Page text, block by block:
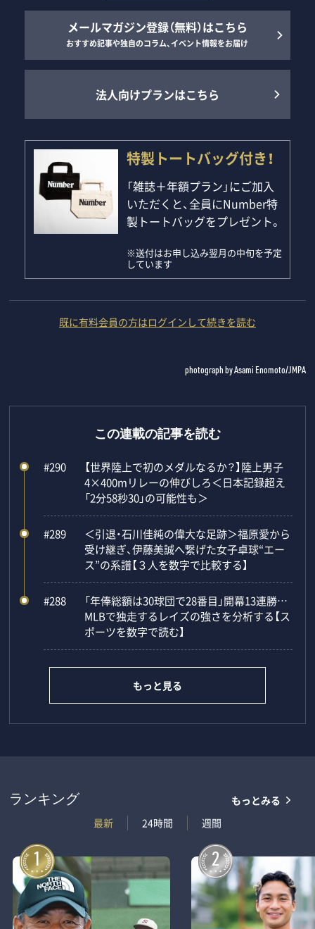
メールマガジン登録（無料）はこちら
おすすめ記事や独自のコラム、イベント情報をお届け
法人向けプランはこちら
特製トートバッグ付き！
「雑誌＋年額プラン」にご加入
いただくと、全員にNumber特
製トートバッグをプレゼント。
※送付はお申し込み翌月の中旬を予定
しています
既に有料会員の方はログインして続きを読む
photograph by Asami Enomoto/JMPA
この連載の記事を読む
#290
【世界陸上で初のメダルなるか？】陸上男子
4×400mリレーの伸びしろ＜日本記録超え
「2分58秒30」の可能性も＞
#289
＜引退・石川佳純の偉大な足跡＞福原愛から
受け継ぎ、伊藤美誠へ繋げた女子卓球“エー
ス”の系譜【３人を数字で比較する】
#288
「年俸総額は30球団で28番目」開幕13連勝…
MLBで独走するレイズの強さを分析する【ス
ポーツを数字で読む】
もっと見る
ランキング
最新
24時間 週間
もっとみる
1 2